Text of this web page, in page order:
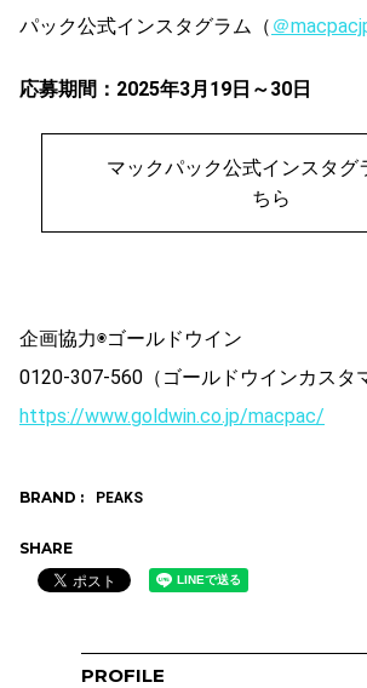
パック公式インスタグラム（ ＠
応募期間：2025年3月19日～30日
マックパック公式インスタグ
ちら
企画協力◉ゴールドウイン
0120-307-560（ゴールドウインカスタ
https://www.goldwin.co.jp/macpac/
BRAND : PEAKS
SHARE
PROFILE